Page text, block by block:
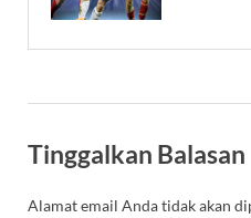
Tinggalkan Balasan
Alamat email Anda tidak akan